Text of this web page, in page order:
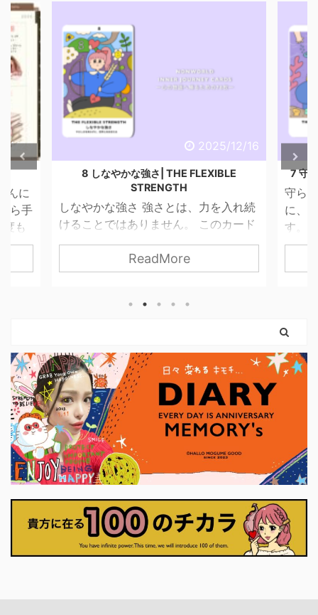
4/29
んに
ら手
も
せ
思っ
ーに
ま
押せ
2025/12/16
8 しなやかな強さ| THE FLEXIBLE
STRENGTH
しなやかな強さ 強さとは、力を入れ続
けることではありません。 このカード
が描くのは、やさしさを失わずに、世
界と関わっていく力。 無理に押し切ら
なくてもいい。 我慢し続けなくてもい
け力を使えばいいのです。 弓を引く手
に、やさしさを捨てなくていい」 とい
うことを教えてくれます。 前のカード
で育ててきた意志は、 ここで初めて、
外の世界に触れはじめます。 それは大
きな行動でなくてもかまいません。 小
さく ...
ReadMore
7 守
守ら
に、
す。
って
ちゃ
りも
に、